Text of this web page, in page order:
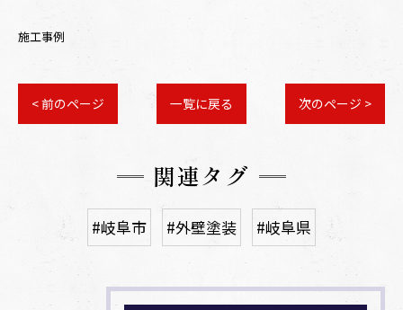
施工事例
< 前のページ 一覧に戻る 次のページ >
関連タグ
#岐阜市 #外壁塗装 #岐阜県